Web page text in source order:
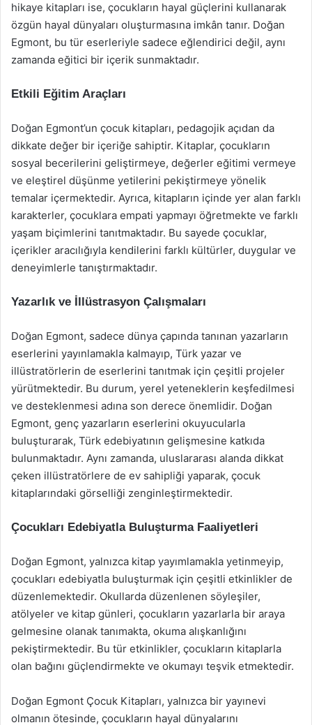
hikaye kitapları ise, çocukların hayal güçlerini kullanarak
özgün hayal dünyaları oluşturmasına imkân tanır. Doğan
Egmont, bu tür eserleriyle sadece eğlendirici değil, aynı
zamanda eğitici bir içerik sunmaktadır.
Etkili Eğitim Araçları
Doğan Egmont’un çocuk kitapları, pedagojik açıdan da
dikkate değer bir içeriğe sahiptir. Kitaplar, çocukların
sosyal becerilerini geliştirmeye, değerler eğitimi vermeye
ve eleştirel düşünme yetilerini pekiştirmeye yönelik
temalar içermektedir. Ayrıca, kitapların içinde yer alan farklı
karakterler, çocuklara empati yapmayı öğretmekte ve farklı
yaşam biçimlerini tanıtmaktadır. Bu sayede çocuklar,
içerikler aracılığıyla kendilerini farklı kültürler, duygular ve
deneyimlerle tanıştırmaktadır.
Yazarlık ve İllüstrasyon Çalışmaları
Doğan Egmont, sadece dünya çapında tanınan yazarların
eserlerini yayınlamakla kalmayıp, Türk yazar ve
illüstratörlerin de eserlerini tanıtmak için çeşitli projeler
yürütmektedir. Bu durum, yerel yeteneklerin keşfedilmesi
ve desteklenmesi adına son derece önemlidir. Doğan
Egmont, genç yazarların eserlerini okuyucularla
buluşturarak, Türk edebiyatının gelişmesine katkıda
bulunmaktadır. Aynı zamanda, uluslararası alanda dikkat
çeken illüstratörlere de ev sahipliği yaparak, çocuk
kitaplarındaki görselliği zenginleştirmektedir.
Çocukları Edebiyatla Buluşturma Faaliyetleri
Doğan Egmont, yalnızca kitap yayımlamakla yetinmeyip,
çocukları edebiyatla buluşturmak için çeşitli etkinlikler de
düzenlemektedir. Okullarda düzenlenen söyleşiler,
atölyeler ve kitap günleri, çocukların yazarlarla bir araya
gelmesine olanak tanımakta, okuma alışkanlığını
pekiştirmektedir. Bu tür etkinlikler, çocukların kitaplarla
olan bağını güçlendirmekte ve okumayı teşvik etmektedir.
Doğan Egmont Çocuk Kitapları, yalnızca bir yayınevi
olmanın ötesinde, çocukların hayal dünyalarını